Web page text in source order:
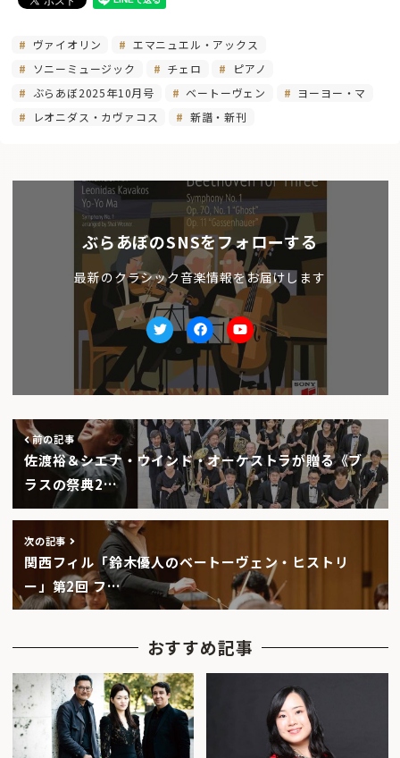
ヴァイオリン
エマニュエル・アックス
ソニーミュージック
チェロ
ピアノ
ぶらあぼ2025年10月号
ベートーヴェン
ヨーヨー・マ
レオニダス・カヴァコス
新譜・新刊
ぶらあぼのSNSをフォローする
最新のクラシック音楽情報をお届けします
TwitterfacebookYoutube
前の記事
佐渡裕＆シエナ・ウインド・オーケストラが贈る《ブ
ラスの祭典2…
次の記事
関西フィル「鈴木優人のベートーヴェン・ヒストリ
ー」第2回 フ…
おすすめ記事